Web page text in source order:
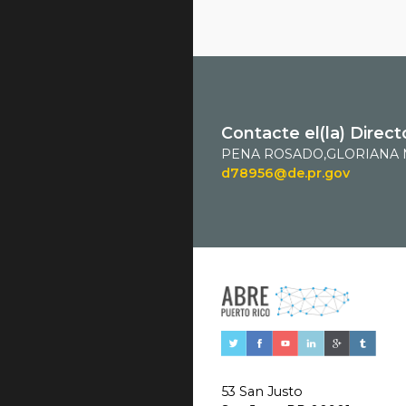
Contacte el(la)
PENA ROSADO,GLORIANA
d78956@de.pr.gov
53 San Justo